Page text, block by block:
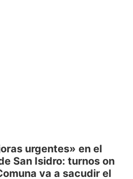
urgentes» en el
San Isidro: turnos on
va a sacudir el